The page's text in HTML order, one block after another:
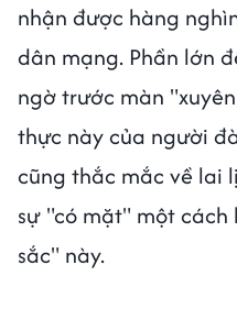
nhận được hàng
dân mạng. Phần lớn
ngờ trước màn
thực này của người
cũng thắc mắc về lai
sự "có mặt" một cách
sắc" này.